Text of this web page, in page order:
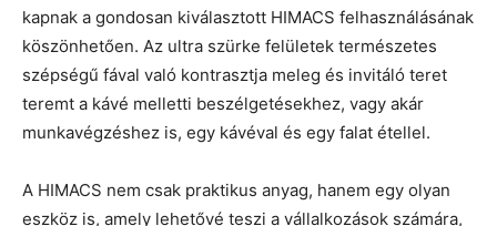
kapnak a gondosan kiválasztott HIMACS felhasználásának
köszönhetően. Az ultra szürke felületek természetes
szépségű fával való kontrasztja meleg és invitáló teret
teremt a kávé melletti beszélgetésekhez, vagy akár
munkavégzéshez is, egy kávéval és egy falat étellel.
A HIMACS nem csak praktikus anyag, hanem egy olyan
eszköz is, amely lehetővé teszi a vállalkozások számára,